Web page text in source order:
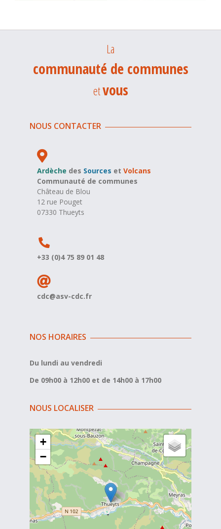
La
communauté de communes
etvous
NOUS CONTACTER
Ardèche des Sources et Volcans
Communauté de communes
Château de Blou
12 rue Pouget
07330 Thueyts
+33 (0)4 75 89 01 48
cdc@asv-cdc.fr
NOS HORAIRES
Du lundi au vendredi
De 09h00 à 12h00 et de 14h00 à 17h00
NOUS LOCALISER
+
−